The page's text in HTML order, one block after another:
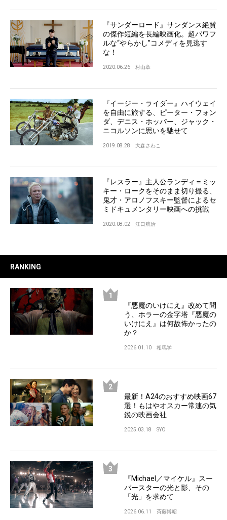
『サンダーロード』サンダンス絶賛
の傑作短編を長編映画化。超パワフ
ルな“やらかし”コメディを見逃す
な！
2020.06.26 村山章
『イージー・ライダー』ハイウェイ
を自由に旅する、ピーター・フォン
ダ、デニス・ホッパー、ジャック・
ニコルソンに思いを馳せて
2019.08.28 大森さわこ
『レスラー』主人公ランディ＝ミッ
キー・ロークをそのまま切り撮る、
鬼才・アロノフスキー監督によるセ
ミドキュメンタリー映画への挑戦
2020.08.02 江口航治
RANKING
『悪魔のいけにえ』改めて問
う、ホラーの金字塔『悪魔の
いけにえ』は何故怖かったの
か？
2026.01.10 相馬学
最新！A24のおすすめ映画67
選！もはやオスカー常連の気
鋭の映画会社
2025.03.18 SYO
『Michael／マイケル』スー
パースターの光と影、その
「光」を求めて
2026.06.11 斉藤博昭